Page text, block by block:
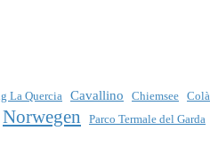
La Quercia Cavallino Chiemsee Colà
Norwegen Parco Termale del Garda